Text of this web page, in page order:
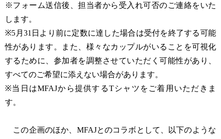
※フォーム送信後、担当者から受入れ可否のご連絡をいた
します。
※5月31日より前に定数に達した場合は受付を終了する可能
性があります。また、様々なカップルがいることを可視化
するために、参加者を調整させていただく可能性があり、
すべてのご希望に添えない場合があります。
※当日はMFAJから提供するTシャツをご着用いただきま
す。
この企画のほか、MFAJとのコラボとして、以下のような